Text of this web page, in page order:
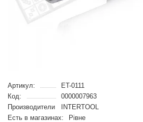
Артикул:
ET-0111
Код:
0000007963
Производители
INTERTOOL
Есть в магазинах:
Рівне